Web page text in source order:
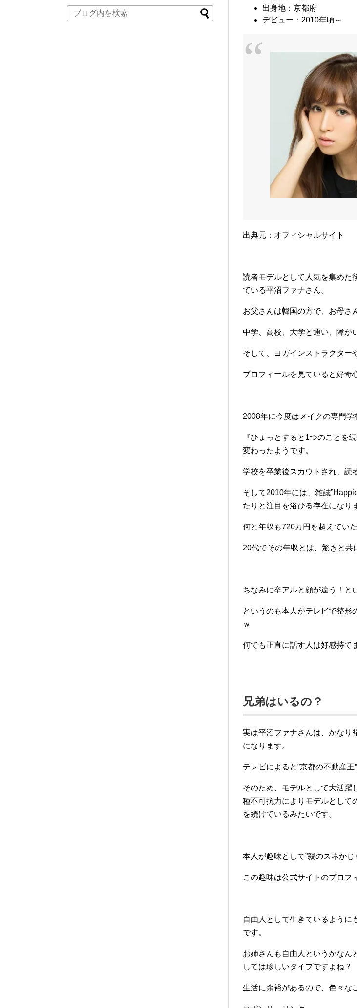
出身地：京都府
デビュー：2010年頃～
出典元：オフィシャルサイト
読者モデルとして人気を集めた
ている平沼ファナさん。
お父さんは韓国の方で、お母さ
中学、高校、大学と通い、障が
そして、ヨガインストラクター
プロフィールを見ていると好奇
2008年に今度はメイクの専門学
『ひょっとすると1つのことを
変わったようです。
学校を卒業後スカウトされ、読
そして2010年には、雑誌
たりと注目を浴びる存在になり
何と年収も720万円を超えてい
20代でその年収とは、驚きと共
ちなみに卒アルと顔が違う！と
というのも本人がテレビで整形
ｗ
何でも正直に話す人は好感持て
兄弟はいるの？
実は平沼ファナさんは、かなり
になります。
テレビによると”京都の不動産
そのため、モデルとして大活躍
種不可抗力によりモデルとして
を続けているみたいです。
本人が趣味として”親のスネか
この趣味は公式サイトのプロフ
自由人として生きているように
です。
お姉さんも自由人というかなん
しては珍しいタイプですよね？
生活に余裕があるので、色々な